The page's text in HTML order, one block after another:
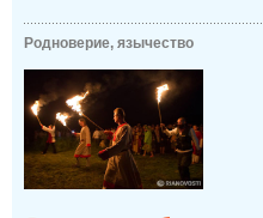
Родноверие, язычество